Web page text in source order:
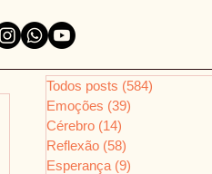
Todos posts (584)
Emoções (39)
Cérebro (14)
Reflexão (58)
Esperança (9)